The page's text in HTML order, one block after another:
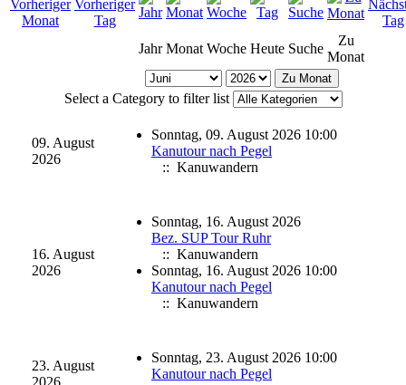
Jahr Monat Woche Heute Suche
Zu
Monat
Zu Monat
Select a Category to filter list
09. August
2026
Sonntag, 09. August 2026 10:00
Kanutour nach Pegel
:: Kanuwandern
16. August
2026
Sonntag, 16. August 2026
Bez. SUP Tour Ruhr
:: Kanuwandern
Sonntag, 16. August 2026 10:00
Kanutour nach Pegel
:: Kanuwandern
23. August
2026
Sonntag, 23. August 2026 10:00
Kanutour nach Pegel